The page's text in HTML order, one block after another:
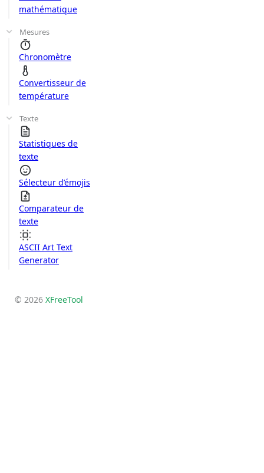
mathématique
Mesures
Chronomètre
Convertisseur de
température
Texte
Statistiques de
texte
Sélecteur d’émojis
Comparateur de
texte
ASCII Art Text
Generator
© 2026 XFreeTool